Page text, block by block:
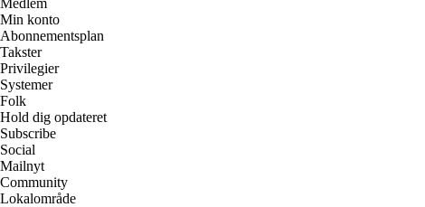
Min konto
Abonnementsplan
Takster
Privilegier
Systemer
Folk
Hold dig opdateret
Subscribe
Social
Mailnyt
Community
Lokalområde